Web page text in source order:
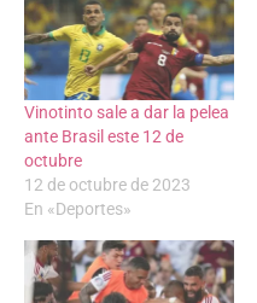
Vinotinto sale a dar la pelea
ante Brasil este 12 de
octubre
12 de octubre de 2023
En «Deportes»